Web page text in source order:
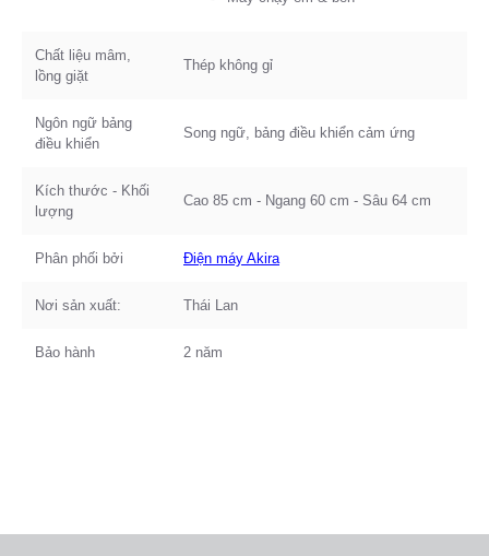
Chất liệu mâm,
lồng giặt
Thép không gỉ
Ngôn ngữ bảng
điều khiển
Song ngữ, bảng điều khiển cảm ứng
Kích thước - Khối
lượng
Cao 85 cm - Ngang 60 cm - Sâu 64 cm
Phân phối bởi Điện máy Akira
Nơi sản xuất: Thái Lan
Bảo hành 2 năm